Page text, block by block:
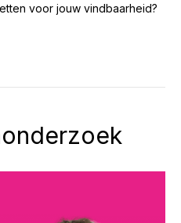
voor jouw vindbaarheid?